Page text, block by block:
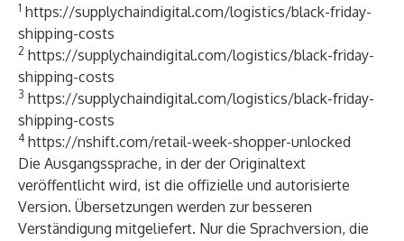
1 https://supplychaindigital.com/logistics/black-friday-
shipping-costs
2 https://supplychaindigital.com/logistics/black-friday-
shipping-costs
3 https://supplychaindigital.com/logistics/black-friday-
shipping-costs
4 https://nshift.com/retail-week-shopper-unlocked
Die Ausgangssprache, in der der Originaltext
veröffentlicht wird, ist die offizielle und autorisierte
Version. Übersetzungen werden zur besseren
Verständigung mitgeliefert. Nur die Sprachversion, die